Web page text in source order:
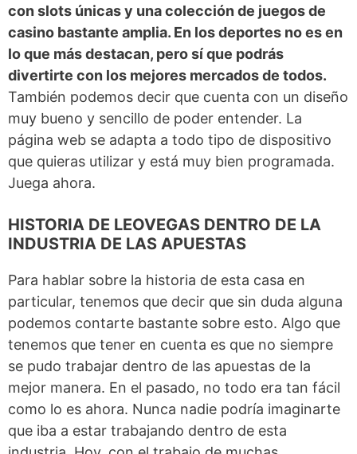
con slots únicas y una colección de juegos de
casino bastante amplia. En los deportes no es en
lo que más destacan, pero sí que podrás
divertirte con los mejores mercados de todos.
También podemos decir que cuenta con un diseño
muy bueno y sencillo de poder entender. La
página web se adapta a todo tipo de dispositivo
que quieras utilizar y está muy bien programada.
Juega ahora.
HISTORIA DE LEOVEGAS DENTRO DE LA
INDUSTRIA DE LAS APUESTAS
Para hablar sobre la historia de esta casa en
particular, tenemos que decir que sin duda alguna
podemos contarte bastante sobre esto. Algo que
tenemos que tener en cuenta es que no siempre
se pudo trabajar dentro de las apuestas de la
mejor manera. En el pasado, no todo era tan fácil
como lo es ahora. Nunca nadie podría imaginarte
que iba a estar trabajando dentro de esta